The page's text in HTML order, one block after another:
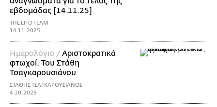
εβδομάδας [14.11.25]
THE LIFO TEAM
14.11.2025
Ημερολόγιο / Αριστοκρατικά
φτωχοί. Του Στάθη
Τσαγκαρουσιάνου
ΣΤΑΘΗΣ ΤΣΑΓΚΑΡΟΥΣΙΑΝΟΣ
4.10.2025